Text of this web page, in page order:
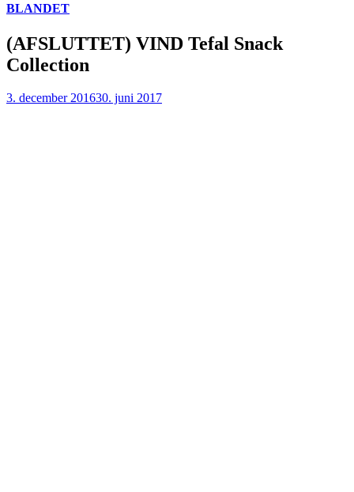
Skip
content
BLANDET
(AFSLUTTET) VIND Tefal Snack
Collection
3. december 201630. juni 2017